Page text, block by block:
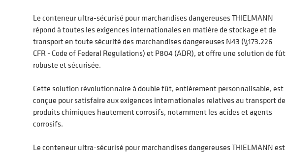
Le conteneur ultra-sécurisé pour marchandises dangereuses THIELMANN
répond à toutes les exigences internationales en matière de stockage et de
transport en toute sécurité des marchandises dangereuses N43 (§173.226
CFR - Code of Federal Regulations) et P804 (ADR), et offre une solution de fût
robuste et sécurisée.
Cette solution révolutionnaire à double fût, entièrement personnalisable, est
conçue pour satisfaire aux exigences internationales relatives au transport de
produits chimiques hautement corrosifs, notamment les acides et agents
corrosifs.
Le conteneur ultra-sécurisé pour marchandises dangereuses THIELMANN est